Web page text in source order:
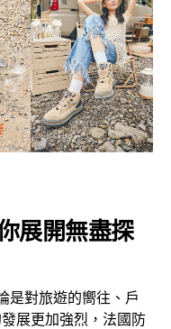
展開無盡探
是對旅遊的嚮往、戶
展更加強烈，法國防